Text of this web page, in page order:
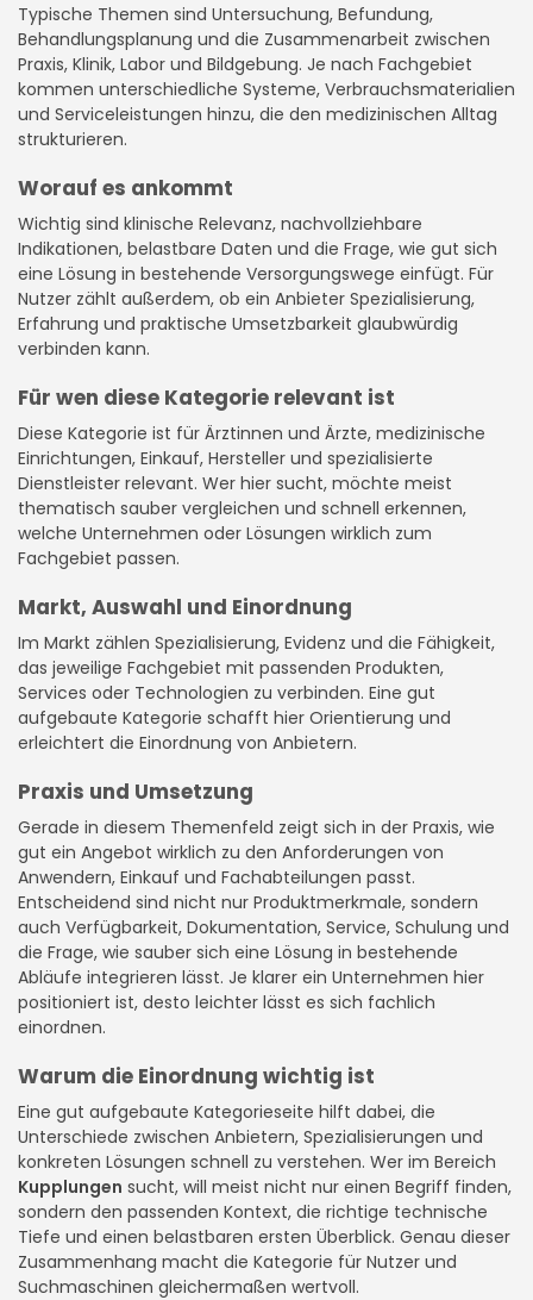
Typische Themen sind Untersuchung, Befundung,
Behandlungsplanung und die Zusammenarbeit zwischen
Praxis, Klinik, Labor und Bildgebung. Je nach Fachgebiet
kommen unterschiedliche Systeme, Verbrauchsmaterialien
und Serviceleistungen hinzu, die den medizinischen Alltag
strukturieren.
Worauf es ankommt
Wichtig sind klinische Relevanz, nachvollziehbare
Indikationen, belastbare Daten und die Frage, wie gut sich
eine Lösung in bestehende Versorgungswege einfügt. Für
Nutzer zählt außerdem, ob ein Anbieter Spezialisierung,
Erfahrung und praktische Umsetzbarkeit glaubwürdig
verbinden kann.
Für wen diese Kategorie relevant ist
Diese Kategorie ist für Ärztinnen und Ärzte, medizinische
Einrichtungen, Einkauf, Hersteller und spezialisierte
Dienstleister relevant. Wer hier sucht, möchte meist
thematisch sauber vergleichen und schnell erkennen,
welche Unternehmen oder Lösungen wirklich zum
Fachgebiet passen.
Markt, Auswahl und Einordnung
Im Markt zählen Spezialisierung, Evidenz und die Fähigkeit,
das jeweilige Fachgebiet mit passenden Produkten,
Services oder Technologien zu verbinden. Eine gut
aufgebaute Kategorie schafft hier Orientierung und
erleichtert die Einordnung von Anbietern.
Praxis und Umsetzung
Gerade in diesem Themenfeld zeigt sich in der Praxis, wie
gut ein Angebot wirklich zu den Anforderungen von
Anwendern, Einkauf und Fachabteilungen passt.
Entscheidend sind nicht nur Produktmerkmale, sondern
auch Verfügbarkeit, Dokumentation, Service, Schulung und
die Frage, wie sauber sich eine Lösung in bestehende
Abläufe integrieren lässt. Je klarer ein Unternehmen hier
positioniert ist, desto leichter lässt es sich fachlich
einordnen.
Warum die Einordnung wichtig ist
Eine gut aufgebaute Kategorieseite hilft dabei, die
Unterschiede zwischen Anbietern, Spezialisierungen und
konkreten Lösungen schnell zu verstehen. Wer im Bereich
Kupplungen sucht, will meist nicht nur einen Begriff finden,
sondern den passenden Kontext, die richtige technische
Tiefe und einen belastbaren ersten Überblick. Genau dieser
Zusammenhang macht die Kategorie für Nutzer und
Suchmaschinen gleichermaßen wertvoll.